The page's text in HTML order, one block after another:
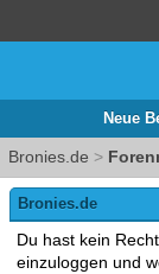
Neue
Bronies.de >
Bronies.de
Du hast kein
einzuloggen und